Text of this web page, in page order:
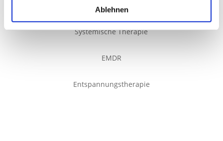
Ablehnen
Online Therapie
Systemische Therapie
EMDR
Entspannungstherapie